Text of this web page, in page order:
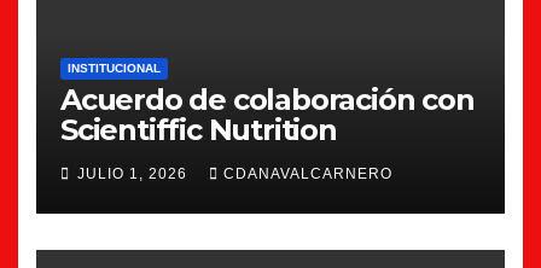
INSTITUCIONAL
Acuerdo de colaboración con
Scientiffic Nutrition
JULIO 1, 2026 CDANAVALCARNERO